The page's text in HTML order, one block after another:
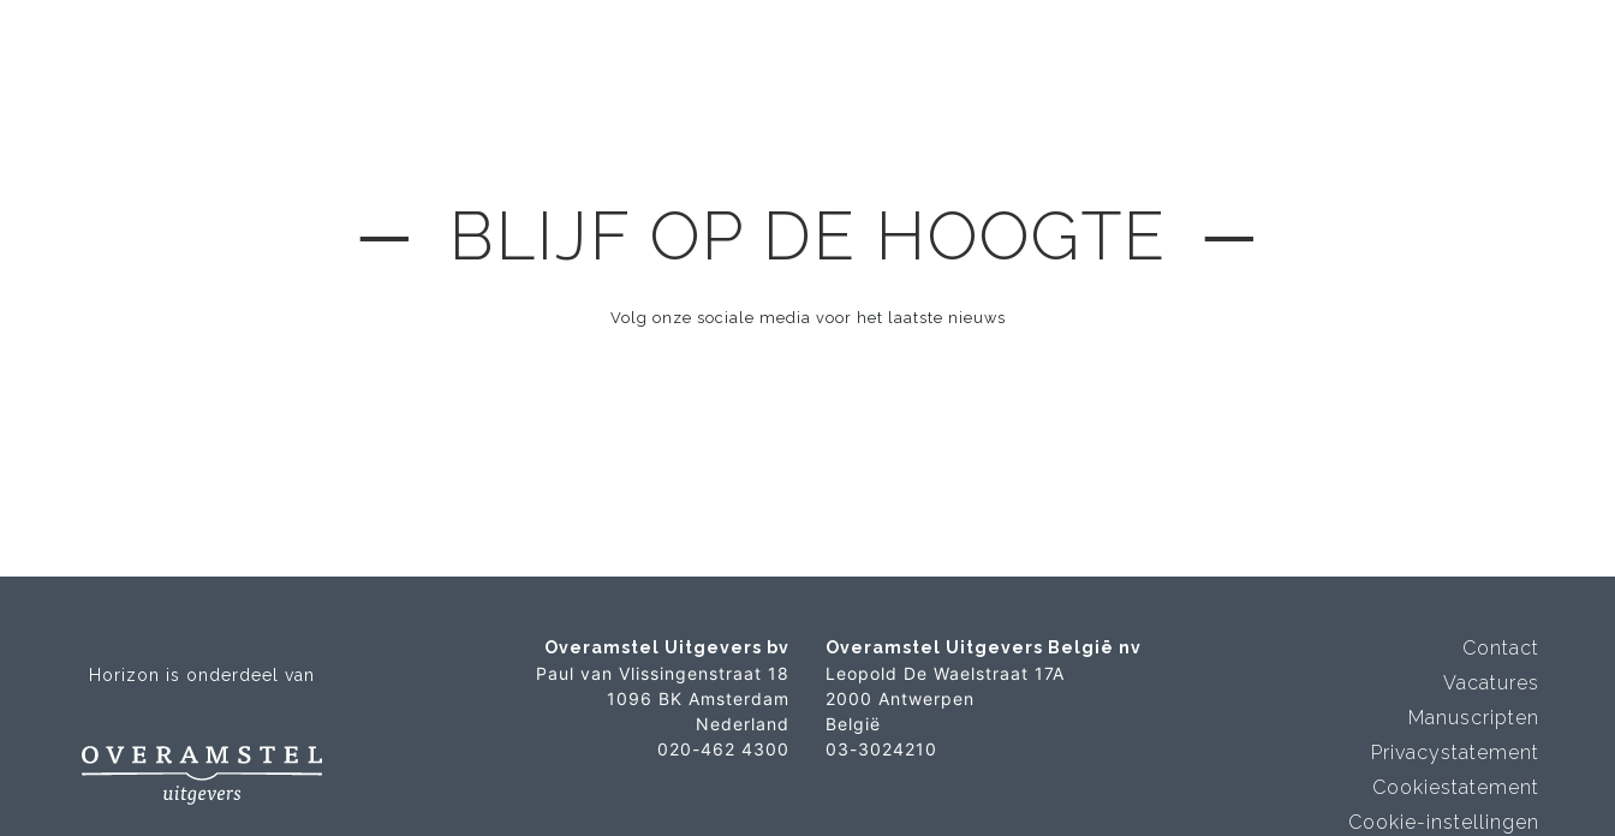
─ BLIJF OP DE HOOGTE ─
Volg onze sociale media voor het laatste nieuws
Horizon is onderdeel van
Overamstel Uitgevers bv
Paul van Vlissingenstraat 18
1096 BK Amsterdam
Nederland
020-462 4300
Overamstel Uitgevers België nv
Leopold De Waelstraat 17A
2000 Antwerpen
België
03-3024210
Contact
Vacatures
Manuscripten
Privacystatement
Cookiestatement
Cookie-instellingen